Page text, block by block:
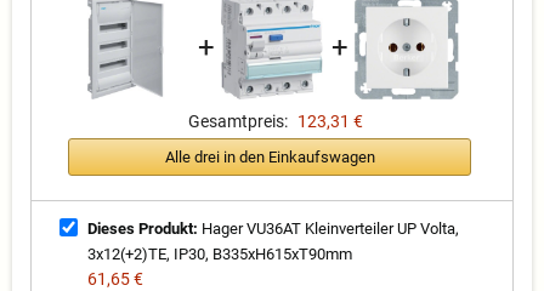
+ +
Gesamtpreis: 123,31 €
Alle drei in den Einkaufswagen
Dieses Produkt: Hager VU36AT Kleinverteiler UP Volta,
3x12(+2)TE, IP30, B335xH615xT90mm
61,65 €